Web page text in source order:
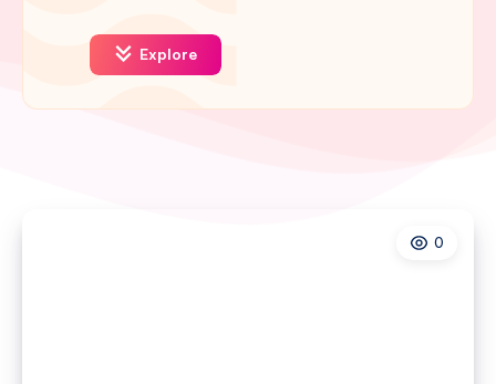
Explore
0